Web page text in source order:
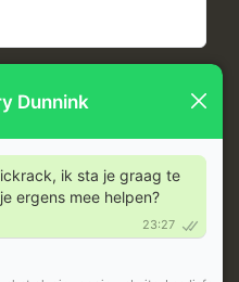
Inschrijven